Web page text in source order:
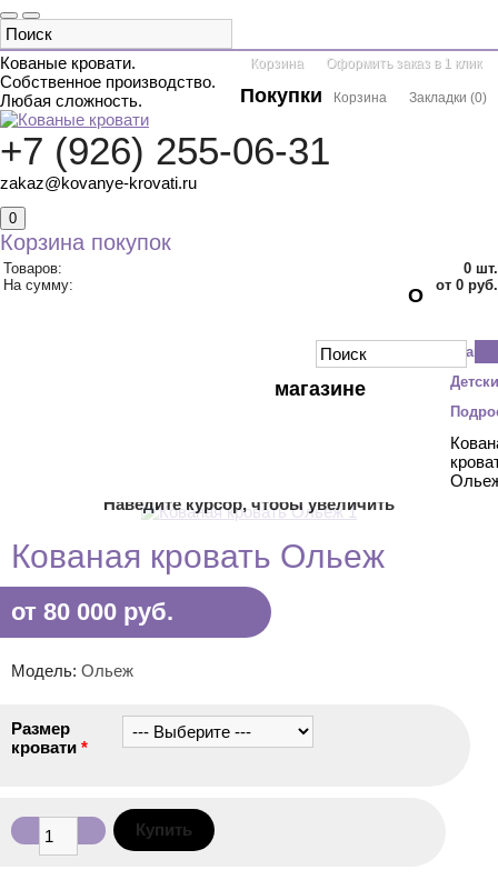
Корзина Оформить заказ в 1 клик
Покупки Корзина Закладки (0)
Кованые кровати.
Собственное производство.
Любая сложность.
+7 (926) 255-06-31
zakaz@kovanye-krovati.ru
0
Корзина покупок
Товаров: 0 шт.
На сумму:
от 0 руб.
ДВУХЪЯРУСНЫЕ
О
магазине
Наведите курсор, чтобы увеличить
Кованая кровать Ольеж
от 80 000 руб.
Модель: Ольеж
Размер
кровати *